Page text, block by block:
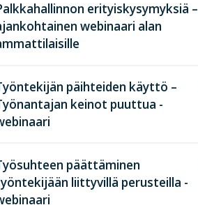
erityiskysymyksiä –
webinaari alan
päihteiden käyttö –
keinot puuttua -
päättäminen
liittyvillä perusteilla -